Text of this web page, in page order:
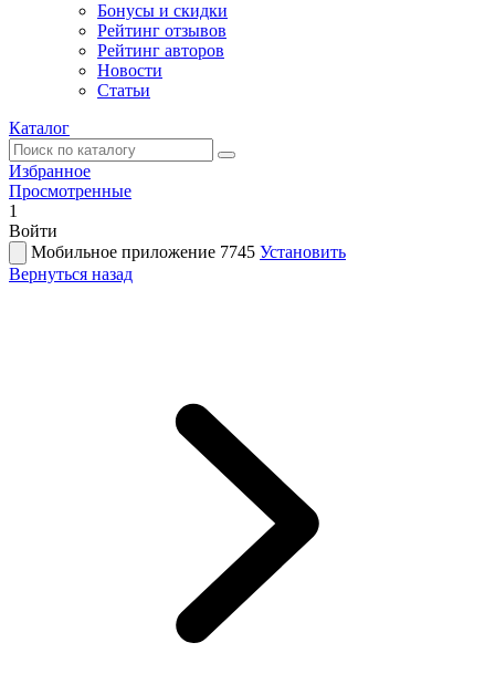
Бонусы и скидки
Рейтинг отзывов
Рейтинг авторов
Новости
Статьи
Каталог
Избранное
Просмотренные
1
Войти
Мобильное приложение 7745 Установить
Вернуться назад